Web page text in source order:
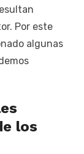
Por este
algunas
los